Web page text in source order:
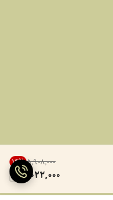
۵٬۹۰۸٬۰۰۰ 14%
5,022,000